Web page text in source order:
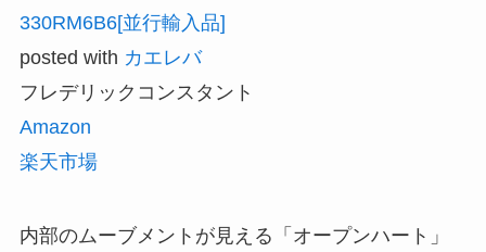
330RM6B6[並行輸入品]
posted with カエレバ
フレデリックコンスタント
Amazon
楽天市場
内部のムーブメントが見える「オープンハート」